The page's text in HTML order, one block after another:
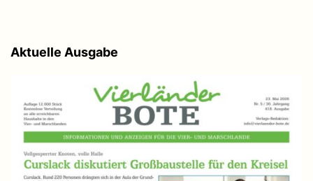
Aktuelle Ausgabe